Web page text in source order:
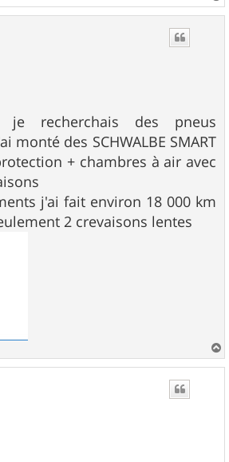
a
recherchais des pneus
monté des SCHWALBE SMART
+ chambres à air avec
j'ai fait environ 18 000 km
2 crevaisons lentes
a